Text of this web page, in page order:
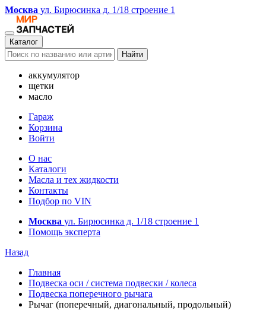
Москва ул. Бирюсинка д. 1/18 строение 1
Каталог
Найти
аккумулятор
щетки
масло
Гараж
Корзина
Войти
О нас
Каталоги
Масла и тех жидкости
Контакты
Подбор по VIN
Москва ул. Бирюсинка д. 1/18 строение 1
Помощь эксперта
Назад
Главная
Подвеска оси / система подвески / колеса
Подвеска поперечного рычага
Рычаг (поперечный, диагональный, продольный)